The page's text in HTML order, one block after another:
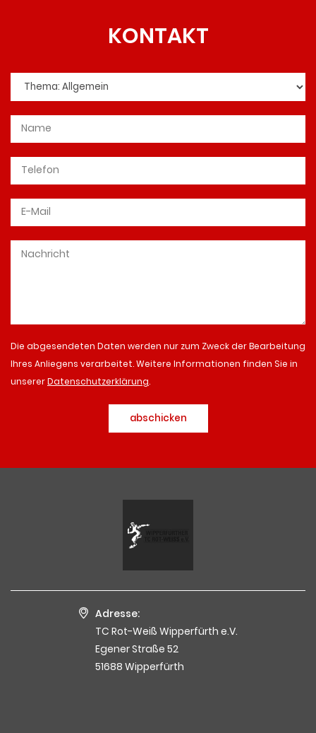
KONTAKT
Die abgesendeten Daten werden nur zum Zweck der Bearbeitung
Ihres Anliegens verarbeitet. Weitere Informationen finden Sie in
unsererDatenschutzerklärung.
abschicken
Adresse:
TC Rot-Weiß Wipperfürth e.V.
Egener Straße 52
51688 Wipperfürth